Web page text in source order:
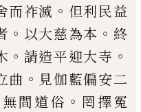
而祚滅 。 但利民益
。 以大慈為本 。 終
。 請造平迎大寺 。
曲 。 見伽藍偏安二
無間道俗 。 罔擇冤